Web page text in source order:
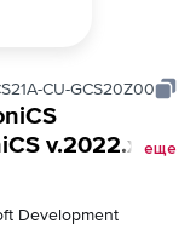
CU-GCS20Z00
v.2022.x,еще
Development